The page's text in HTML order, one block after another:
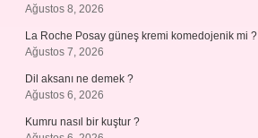
Ağustos 8, 2026
La Roche Posay güneş kremi komedojenik mi ?
Ağustos 7, 2026
Dil aksanı ne demek ?
Ağustos 6, 2026
Kumru nasıl bir kuştur ?